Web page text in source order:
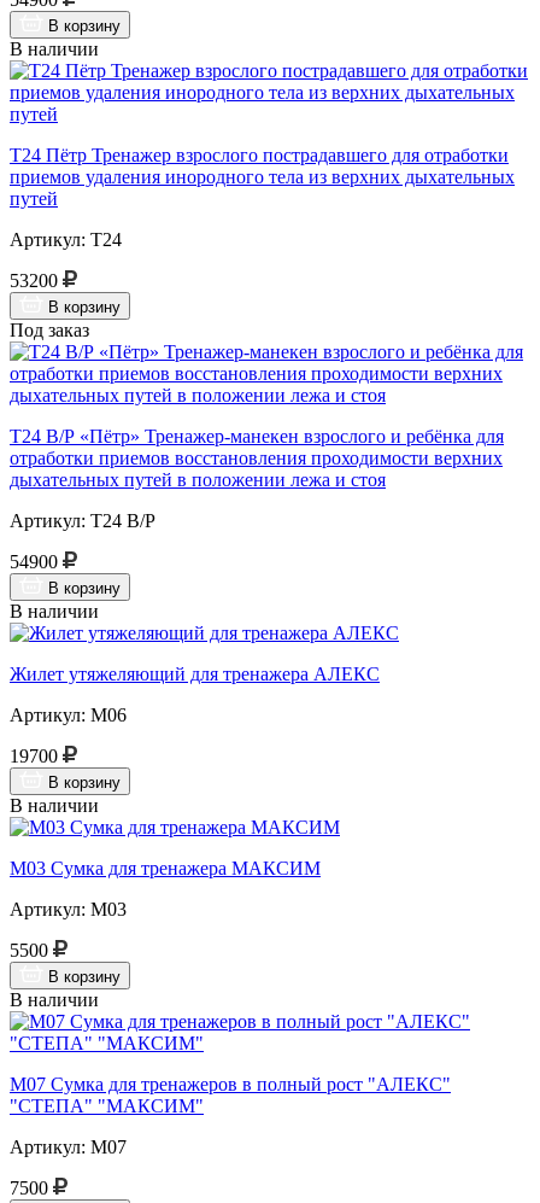
В корзину
В наличии
Т24 Пётр Тренажер взрослого пострадавшего для отработки
приемов удаления инородного тела из верхних дыхательных
путей
Артикул: Т24
53200
В корзину
Под заказ
Т24 В/Р «Пётр» Тренажер-манекен взрослого и ребёнка для
отработки приемов восстановления проходимости верхних
дыхательных путей в положении лежа и стоя
Артикул: Т24 В/Р
54900
В корзину
В наличии
Жилет утяжеляющий для тренажера АЛЕКС
Артикул: М06
19700
В корзину
В наличии
М03 Сумка для тренажера МАКСИМ
Артикул: М03
5500
В корзину
В наличии
М07 Сумка для тренажеров в полный рост "АЛЕКС"
"СТЕПА" "МАКСИМ"
Артикул: М07
7500